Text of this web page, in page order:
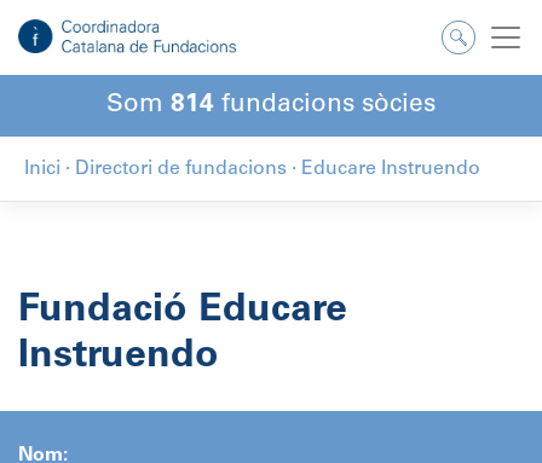
contingut
Som 814 fundacions sòcies
Inici · Directori de fundacions · Educare Instruendo
Fundació Educare
Instruendo
Nom: